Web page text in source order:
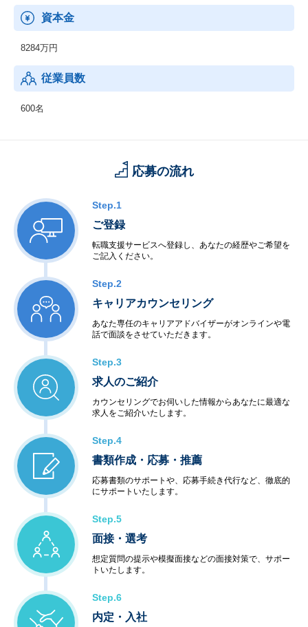
資本金
8284万円
従業員数
600名
応募の流れ
Step.1
ご登録
転職支援サービスへ登録し、あなたの経歴やご希望を
ご記入ください。
Step.2
キャリアカウンセリング
あなた専任のキャリアアドバイザーがオンラインや電
話で面談をさせていただきます。
Step.3
求人のご紹介
カウンセリングでお伺いした情報からあなたに最適な
求人をご紹介いたします。
Step.4
書類作成・応募・推薦
応募書類のサポートや、応募手続き代行など、徹底的
にサポートいたします。
Step.5
面接・選考
想定質問の提示や模擬面接などの面接対策で、サポー
トいたします。
Step.6
内定・入社